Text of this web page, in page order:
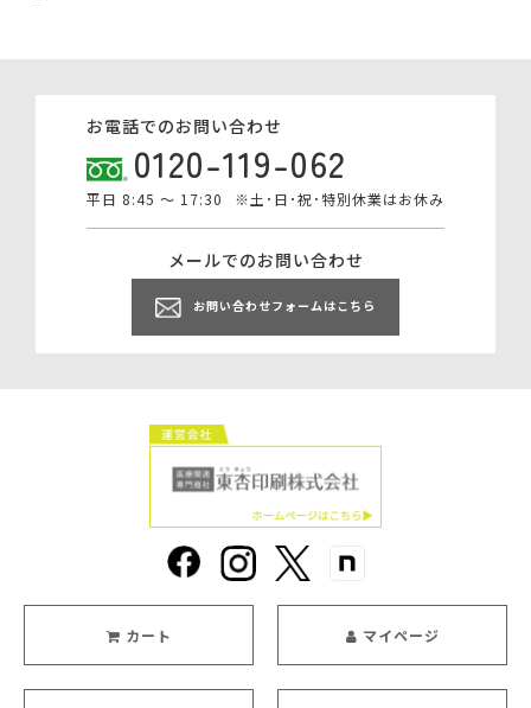
お電話でのお問い合わせ
0120-119-062
平日 8:45 ～ 17:30 ※土･日･祝･特別休業はお休み
メールでのお問い合わせ
お問い合わせフォームはこちら
カート マイページ